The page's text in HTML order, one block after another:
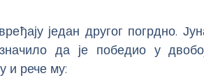
један другог погрдно.
да је победио у
и рече му: